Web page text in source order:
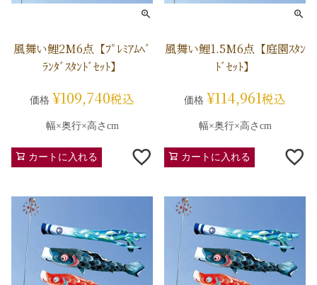
風舞い鯉2M6点【ﾌﾟﾚﾐｱﾑﾍﾞ
ﾗﾝﾀﾞｽﾀﾝﾄﾞｾｯﾄ】
価格 ¥109,740税込
幅×奥行×高さcm
カートに入れる
風舞い鯉1.5M6点【庭園ｽﾀﾝ
ﾄﾞｾｯﾄ】
価格 ¥114,961税込
幅×奥行×高さcm
カートに入れる